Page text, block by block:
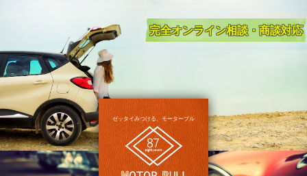
ゼッタイみつける、モーターブル
完全オンライン相談・商談対応